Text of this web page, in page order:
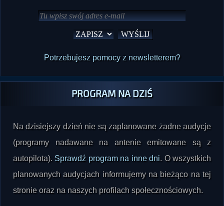
Potrzebujesz pomocy z newsletterem?
PROGRAM NA DZIŚ
Na dzisiejszy dzień nie są zaplanowane żadne audycje
(programy nadawane na antenie emitowane są z
autopilota). Sprawdź program na inne dni. O wszystkich
planowanych audycjach informujemy na bieżąco na tej
stronie oraz na naszych profilach społecznościowych.